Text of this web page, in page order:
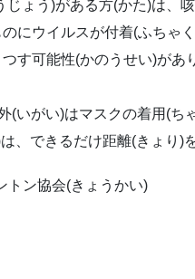
ょう)がある方(かた)は、
にウイルスが付着(ふちゃ
す可能性(かのうせい)が
(いがい)はマスクの着用(ち
、できるだけ距離(きょり)
トン協会(きょうかい)